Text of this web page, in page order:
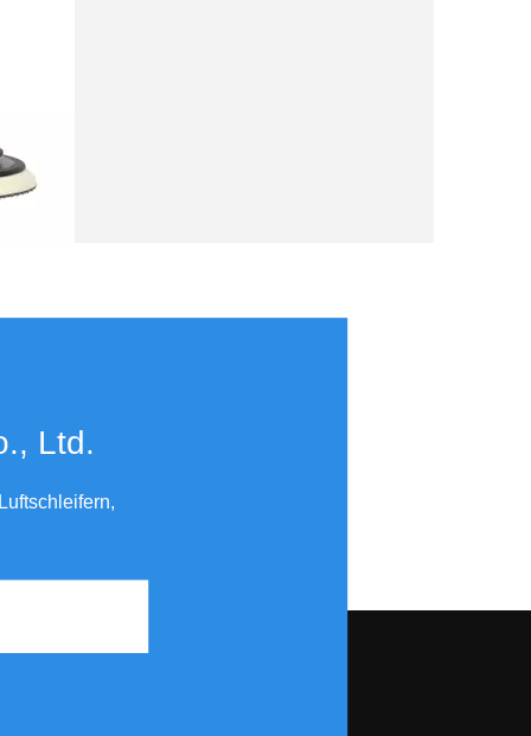
Ltd.​​​​​​​